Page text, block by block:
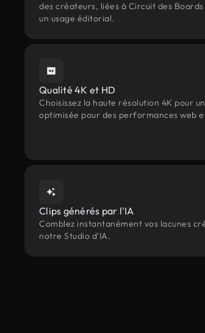
des créateurs, liées à Circuit des
un usage éditorial.
Qualité 4K et HD
Choisissez la haute résolution 4K pour
optimisée pour des performances web
Clips générés par l'IA
Comblez instantanément vos lacunes
notre Studio d'IA.